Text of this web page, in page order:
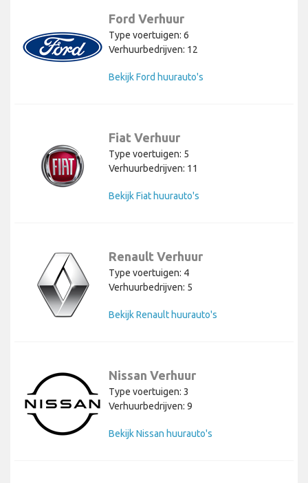
Ford Verhuur
Type voertuigen: 6
Verhuurbedrijven: 12
Bekijk Ford huurauto's
Fiat Verhuur
Type voertuigen: 5
Verhuurbedrijven: 11
Bekijk Fiat huurauto's
Renault Verhuur
Type voertuigen: 4
Verhuurbedrijven: 5
Bekijk Renault huurauto's
Nissan Verhuur
Type voertuigen: 3
Verhuurbedrijven: 9
Bekijk Nissan huurauto's